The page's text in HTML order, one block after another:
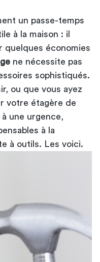
un passe-temps
à la maison : il
quelques économies
ne nécessite pas
sophistiqués.
ou que vous ayez
votre étagère de
une urgence,
à la
à outils. Les voici.